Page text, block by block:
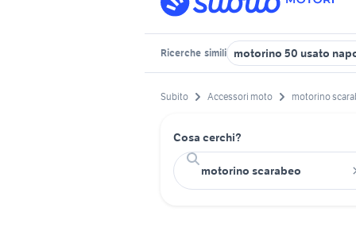
Ricerche simili motorino 50 usato
Subito Accessori moto motorino
Cosa cerchi?